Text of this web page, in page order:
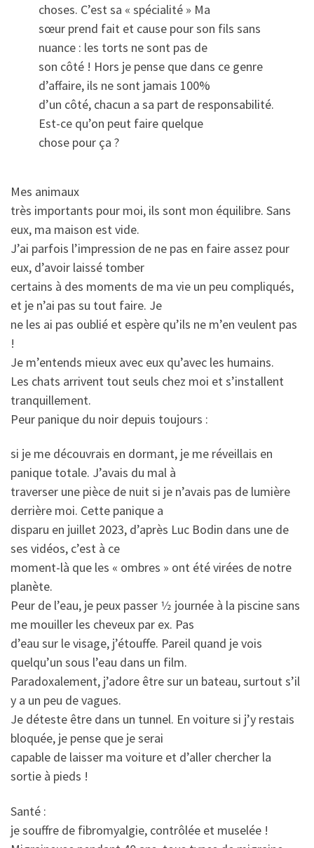
choses. C’est sa « spécialité » Ma
sœur prend fait et cause pour son fils sans
nuance : les torts ne sont pas de
son côté ! Hors je pense que dans ce genre
d’affaire, ils ne sont jamais 100%
d’un côté, chacun a sa part de responsabilité.
Est-ce qu’on peut faire quelque
chose pour ça ?
Mes animaux
très importants pour moi, ils sont mon équilibre. Sans
eux, ma maison est vide.
J’ai parfois l’impression de ne pas en faire assez pour
eux, d’avoir laissé tomber
certains à des moments de ma vie un peu compliqués,
et je n’ai pas su tout faire. Je
ne les ai pas oublié et espère qu’ils ne m’en veulent pas
!
Je m’entends mieux avec eux qu’avec les humains.
Les chats arrivent tout seuls chez moi et s’installent
tranquillement.
Peur panique du noir depuis toujours :
si je me découvrais en dormant, je me réveillais en
panique totale. J’avais du mal à
traverser une pièce de nuit si je n’avais pas de lumière
derrière moi. Cette panique a
disparu en juillet 2023, d’après Luc Bodin dans une de
ses vidéos, c’est à ce
moment-là que les « ombres » ont été virées de notre
planète.
Peur de l’eau, je peux passer 1⁄2 journée à la piscine sans
me mouiller les cheveux par ex. Pas
d’eau sur le visage, j’étouffe. Pareil quand je vois
quelqu’un sous l’eau dans un film.
Paradoxalement, j’adore être sur un bateau, surtout s’il
y a un peu de vagues.
Je déteste être dans un tunnel. En voiture si j’y restais
bloquée, je pense que je serai
capable de laisser ma voiture et d’aller chercher la
sortie à pieds !
Santé :
je souffre de fibromyalgie, contrôlée et muselée !